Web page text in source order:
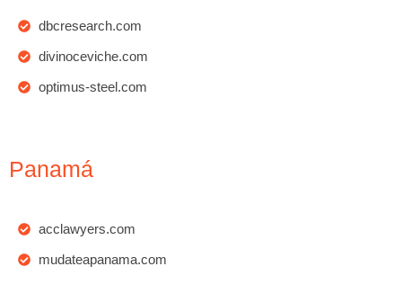
dbcresearch.com
divinoceviche.com
optimus-steel.com
Panamá
acclawyers.com
mudateapanama.com